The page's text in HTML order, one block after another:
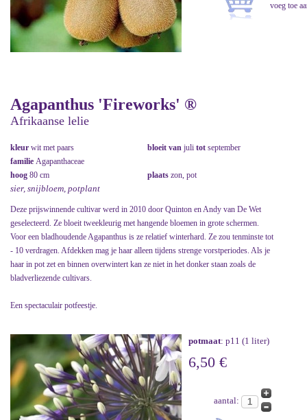
Agapanthus 'Fireworks' ®
Afrikaanse lelie
kleur wit met paars bloeit van juli tot september
familie Agapanthaceae
hoog 80 cm plaats zon, pot
sier, snijbloem, potplant
Deze prijswinnende cultivar werd in 2010 door Quinton en Andy van De Wet
geselecteerd. Ze bloeit tweekleurig met hangende bloemen in grote schermen.
Voor een bladhoudende Agapanthus is ze relatief winterhard. Ze zou tenminste tot
- 10 verdragen. Afdekken mag je haar alleen tijdens strenge vorstperiodes. Als je
haar in pot zet en binnen overwintert kan ze niet in het donker staan zoals de
bladverliezende cultivars.
Een spectaculair potfeestje.
potmaat: p11 (1 liter)
6,50 €
aantal: